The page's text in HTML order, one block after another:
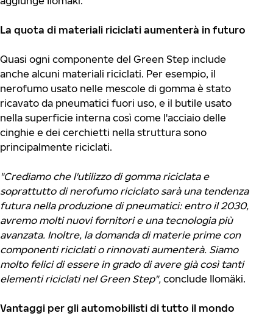
La quota di materiali riciclati aumenterà in futuro
Quasi ogni componente del Green Step include
anche alcuni materiali riciclati. Per esempio, il
nerofumo usato nelle mescole di gomma è stato
ricavato da pneumatici fuori uso, e il butile usato
nella superficie interna così come l'acciaio delle
cinghie e dei cerchietti nella struttura sono
principalmente riciclati.
"Crediamo che l'utilizzo di gomma riciclata e
soprattutto di nerofumo riciclato sarà una tendenza
futura nella produzione di pneumatici: entro il 2030,
avremo molti nuovi fornitori e una tecnologia più
avanzata. Inoltre, la domanda di materie prime con
componenti riciclati o rinnovati aumenterà. Siamo
molto felici di essere in grado di avere già così tanti
elementi riciclati nel Green Step", conclude Ilomäki.
Vantaggi per gli automobilisti di tutto il mondo